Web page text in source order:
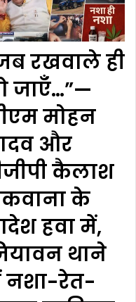
रखवाले ही
जाएँ…”—
मोहन
और
कैलाश
के
हवा में,
थाने
नशा-रेत-